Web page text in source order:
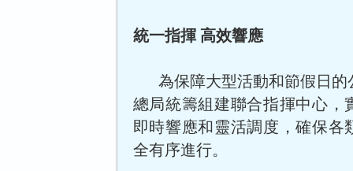
統一指揮 高效響應
為保障大型活動和節假日
總局統籌組建聯合指揮中心，
即時響應和靈活調度，確保各
全有序進行。